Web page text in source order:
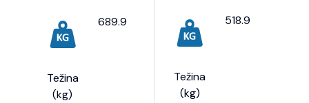
Težina
(kg)
689.9
Težina
(kg)
518.9